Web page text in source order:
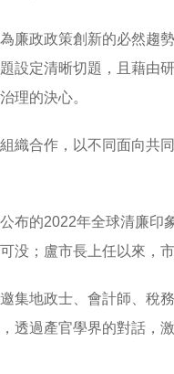
廉政政策創新的必然
設定清晰切題，且藉
理的決心。
織合作，以不同面向
布的2022年全球清廉
；盧市長上任以來，
集地政士、會計師、
透過產官學界的對話，